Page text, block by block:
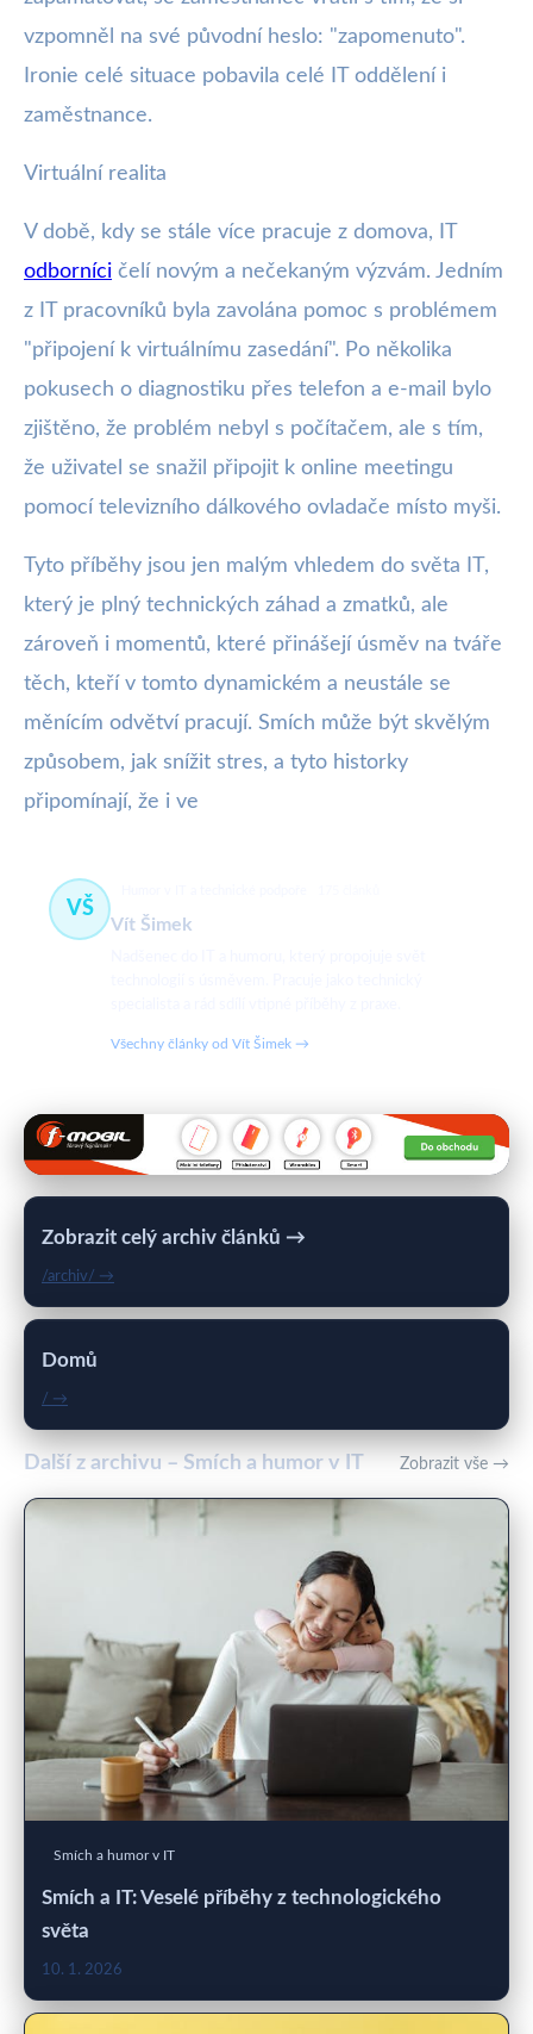
vzpomněl na své původní heslo: "zapomenuto".
Ironie celé situace pobavila celé IT oddělení i
zaměstnance.
Virtuální realita
V době, kdy se stále více pracuje z domova, IT
odborníci čelí novým a nečekaným výzvám. Jedním
z IT pracovníků byla zavolána pomoc s problémem
"připojení k virtuálnímu zasedání". Po několika
pokusech o diagnostiku přes telefon a e-mail bylo
zjištěno, že problém nebyl s počítačem, ale s tím,
že uživatel se snažil připojit k online meetingu
pomocí televizního dálkového ovladače místo myši.
Tyto příběhy jsou jen malým vhledem do světa IT,
který je plný technických záhad a zmatků, ale
zároveň i momentů, které přinášejí úsměv na tváře
těch, kteří v tomto dynamickém a neustále se
měnícím odvětví pracují. Smích může být skvělým
způsobem, jak snížit stres, a tyto historky
připomínají, že i ve
VŠ
Vít Šimek
Všechny články od Vít Šimek →
Zobrazit celý archiv článků →
/archiv/ →
Domů
/ →
Další z archivu – Smích a humor v IT Zobrazit vše →
Smích a humor v IT
Smích a IT: Veselé příběhy z technologického
světa
10. 1. 2026